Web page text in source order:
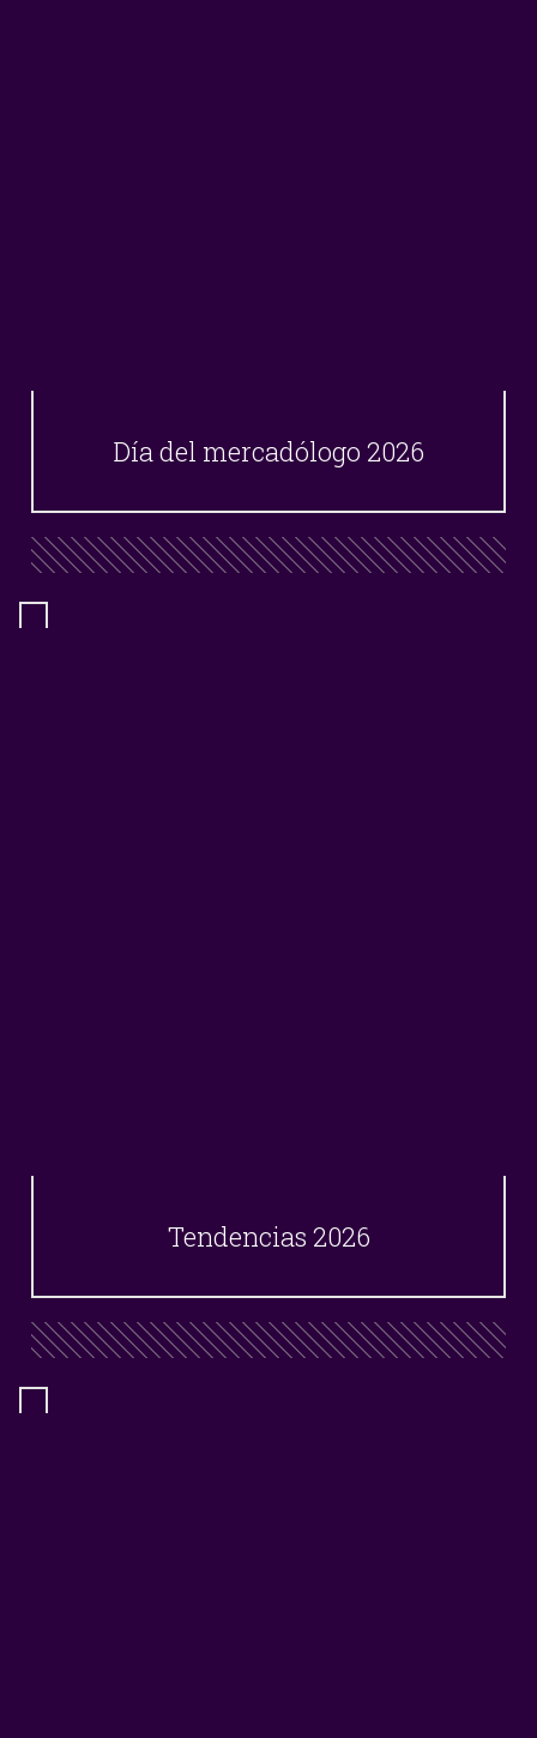
Día del mercadólogo 2026
Tendencias 2026